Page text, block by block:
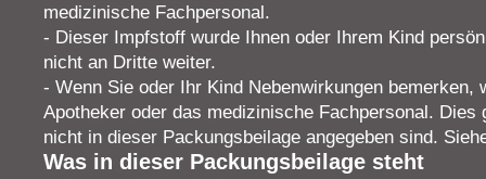
medizinische Fachpersonal.
- Dieser Impfstoff wurde Ihnen oder Ihrem Kind
nicht an Dritte weiter.
- Wenn Sie oder Ihr Kind Nebenwirkungen bemerken,
Apotheker oder das medizinische Fachpersonal. Dies
nicht in dieser Packungsbeilage angegeben sind.
Was in dieser Packungsbeilage steht